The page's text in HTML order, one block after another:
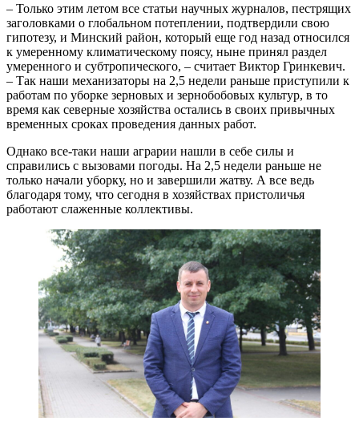
– Только этим летом все статьи научных журналов, пестрящих
заголовками о глобальном потеплении, подтвердили свою
гипотезу, и Минский район, который еще год назад относился
к умеренному климатическому поясу, ныне принял раздел
умеренного и субтропического, – считает Виктор Гринкевич.
– Так наши механизаторы на 2,5 недели раньше приступили к
работам по уборке зерновых и зернобобовых культур, в то
время как северные хозяйства остались в своих привычных
временных сроках проведения данных работ.
Однако все-таки наши аграрии нашли в себе силы и
справились с вызовами погоды. На 2,5 недели раньше не
только начали уборку, но и завершили жатву. А все ведь
благодаря тому, что сегодня в хозяйствах пристоличья
работают слаженные коллективы.